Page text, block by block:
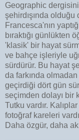
Geographic
şehirdışında olduğu
Francesca'nın
bıraktığı günlükten
'klasik' bir hayat
ve bahçe işleriyle
sürdürür. Bu hayat
da farkında
geçirdiği dört gün
seçimden dolayı bir
Tutku vardır.
fotoğraf kareleri
Daha özgür, daha